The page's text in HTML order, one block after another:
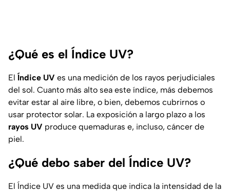
¿Qué es el Índice UV?
El Índice UV es una medición de los rayos perjudiciales
del sol. Cuanto más alto sea este índice, más debemos
evitar estar al aire libre, o bien, debemos cubrirnos o
usar protector solar. La exposición a largo plazo a los
rayos UV produce quemaduras e, incluso, cáncer de
piel.
¿Qué debo saber del Índice UV?
El Índice UV es una medida que indica la intensidad de la